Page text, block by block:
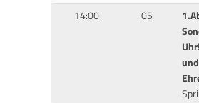
14:00 05